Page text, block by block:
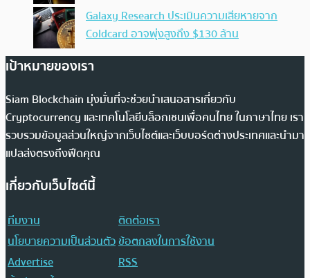
Galaxy Research ประเมินความเสียหายจาก
Coldcard อาจพุ่งสูงถึง $130 ล้าน
เป้าหมายของเรา
Siam Blockchain มุ่งมั่นที่จะช่วยนำเสนอสารเกี่ยวกับ
Cryptocurrency และเทคโนโลยีบล็อกเชนเพื่อคนไทย ในภาษาไทย เรา
รวบรวมข้อมูลส่วนใหญ่จากเว็บไซต์และเว็บบอร์ดต่างประเทศและนำมา
แปลส่งตรงถึงฟีดคุณ
เกี่ยวกับเว็บไซต์นี้
ทีมงาน
ติดต่อเรา
นโยบายความเป็นส่วนตัวข้อตกลงในการใช้งาน
Advertise
RSS